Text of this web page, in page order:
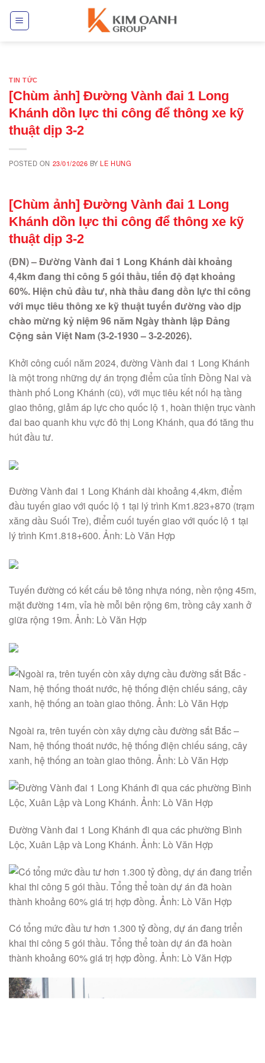
TIN TỨC
[Chùm ảnh] Đường Vành đai 1 Long
Khánh dồn lực thi công để thông xe kỹ
thuật dịp 3-2
POSTED ON 23/01/2026 BYLE HUNG
[Chùm ảnh] Đường Vành đai 1 Long
Khánh dồn lực thi công để thông xe kỹ
thuật dịp 3-2
(ĐN) – Đường Vành đai 1 Long Khánh dài khoảng
4,4km đang thi công 5 gói thầu, tiến độ đạt khoảng
60%. Hiện chủ đầu tư, nhà thầu đang dồn lực thi công
với mục tiêu thông xe kỹ thuật tuyến đường vào dịp
chào mừng kỷ niệm 96 năm Ngày thành lập Đảng
Cộng sản Việt Nam (3-2-1930 – 3-2-2026).
Khởi công cuối năm 2024, đường Vành đai 1 Long Khánh
là một trong những dự án trọng điểm của tỉnh Đồng Nai và
thành phố Long Khánh (cũ), với mục tiêu kết nối hạ tầng
giao thông, giảm áp lực cho quốc lộ 1, hoàn thiện trục vành
đai bao quanh khu vực đô thị Long Khánh, qua đó tăng thu
hút đầu tư.
Đường Vành đai 1 Long Khánh dài khoảng 4,4km, điểm
đầu tuyến giao với quốc lộ 1 tại lý trình Km1.823+870 (trạm
xăng dầu Suối Tre), điểm cuối tuyến giao với quốc lộ 1 tại
lý trình Km1.818+600. Ảnh: Lò Văn Hợp
Tuyến đường có kết cấu bê tông nhựa nóng, nền rộng 45m,
mặt đường 14m, vỉa hè mỗi bên rộng 6m, trồng cây xanh ở
giữa rộng 19m. Ảnh: Lò Văn Hợp
Ngoài ra, trên tuyến còn xây dựng cầu đường sắt Bắc –
Nam, hệ thống thoát nước, hệ thống điện chiếu sáng, cây
xanh, hệ thống an toàn giao thông. Ảnh: Lò Văn Hợp
Đường Vành đai 1 Long Khánh đi qua các phường Bình
Lộc, Xuân Lập và Long Khánh. Ảnh: Lò Văn Hợp
Có tổng mức đầu tư hơn 1.300 tỷ đồng, dự án đang triển
khai thi công 5 gói thầu. Tổng thể toàn dự án đã hoàn
thành khoảng 60% giá trị hợp đồng. Ảnh: Lò Văn Hợp